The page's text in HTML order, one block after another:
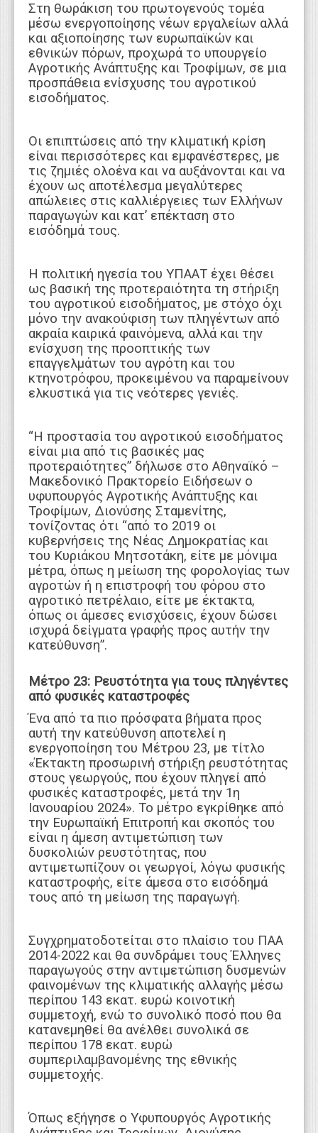
Στη θωράκιση του πρωτογενούς τομέα
μέσω ενεργοποίησης νέων εργαλείων αλλά
και αξιοποίησης των ευρωπαϊκών και
εθνικών πόρων, προχωρά το υπουργείο
Αγροτικής Ανάπτυξης και Τροφίμων, σε μια
προσπάθεια ενίσχυσης του αγροτικού
εισοδήματος.
Οι επιπτώσεις από την κλιματική κρίση
είναι περισσότερες και εμφανέστερες, με
τις ζημιές ολοένα και να αυξάνονται και να
έχουν ως αποτέλεσμα μεγαλύτερες
απώλειες στις καλλιέργειες των Ελλήνων
παραγωγών και κατ’ επέκταση στο
εισόδημά τους.
Η πολιτική ηγεσία του ΥΠΑΑΤ έχει θέσει
ως βασική της προτεραιότητα τη στήριξη
του αγροτικού εισοδήματος, με στόχο όχι
μόνο την ανακούφιση των πληγέντων από
ακραία καιρικά φαινόμενα, αλλά και την
ενίσχυση της προοπτικής των
επαγγελμάτων του αγρότη και του
κτηνοτρόφου, προκειμένου να παραμείνουν
ελκυστικά για τις νεότερες γενιές.
“Η προστασία του αγροτικού εισοδήματος
είναι μια από τις βασικές μας
προτεραιότητες” δήλωσε στο Αθηναϊκό –
Μακεδονικό Πρακτορείο Ειδήσεων ο
υφυπουργός Αγροτικής Ανάπτυξης και
Τροφίμων, Διονύσης Σταμενίτης,
τονίζοντας ότι “από το 2019 οι
κυβερνήσεις της Νέας Δημοκρατίας και
του Κυριάκου Μητσοτάκη, είτε με μόνιμα
μέτρα, όπως η μείωση της φορολογίας των
αγροτών ή η επιστροφή του φόρου στο
αγροτικό πετρέλαιο, είτε με έκτακτα,
όπως οι άμεσες ενισχύσεις, έχουν δώσει
ισχυρά δείγματα γραφής προς αυτήν την
κατεύθυνση”.
Μέτρο 23: Ρευστότητα για τους πληγέντες
από φυσικές καταστροφές
Ένα από τα πιο πρόσφατα βήματα προς
αυτή την κατεύθυνση αποτελεί η
ενεργοποίηση του Μέτρου 23, με τίτλο
«Έκτακτη προσωρινή στήριξη ρευστότητας
στους γεωργούς, που έχουν πληγεί από
φυσικές καταστροφές, μετά την 1η
Ιανουαρίου 2024». Το μέτρο εγκρίθηκε από
την Ευρωπαϊκή Επιτροπή και σκοπός του
είναι η άμεση αντιμετώπιση των
δυσκολιών ρευστότητας, που
αντιμετωπίζουν οι γεωργοί, λόγω φυσικής
καταστροφής, είτε άμεσα στο εισόδημά
τους από τη μείωση της παραγωγή.
Συγχρηματοδοτείται στο πλαίσιο του ΠΑΑ
2014-2022 και θα συνδράμει τους Έλληνες
παραγωγούς στην αντιμετώπιση δυσμενών
φαινομένων της κλιματικής αλλαγής μέσω
περίπου 143 εκατ. ευρώ κοινοτική
συμμετοχή, ενώ το συνολικό ποσό που θα
κατανεμηθεί θα ανέλθει συνολικά σε
περίπου 178 εκατ. ευρώ
συμπεριλαμβανομένης της εθνικής
συμμετοχής.
Όπως εξήγησε ο Υφυπουργός Αγροτικής